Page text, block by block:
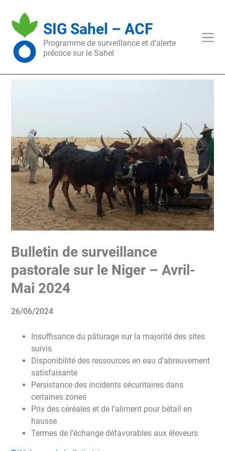
content
SIG Sahel – ACF
Programme de surveillance et d’alerte
précoce sur le Sahel
Bulletin de surveillance
pastorale sur le Niger – Avril-
Mai 2024
26/06/2024
Insuffisance du pâturage sur la majorité des sites
suivis
Disponibilité des ressources en eau d’abreuvement
satisfaisante
Persistance des incidents sécuritaires dans
certaines zones
Prix des céréales et de l’aliment pour bétail en
hausse
Termes de l’échange défavorables aux éleveurs